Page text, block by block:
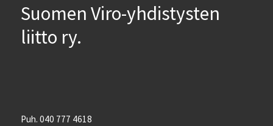
Suomen Viro-yhdistysten
liitto ry.
Puh. 040 777 4618